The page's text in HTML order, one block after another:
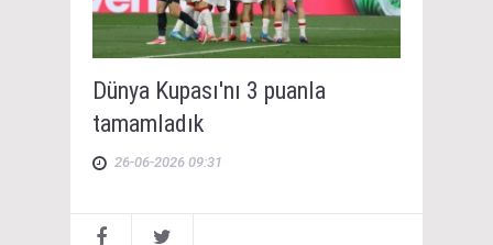
Dünya Kupası'nı 3 puanla
tamamladık
26-06-2026 09:31